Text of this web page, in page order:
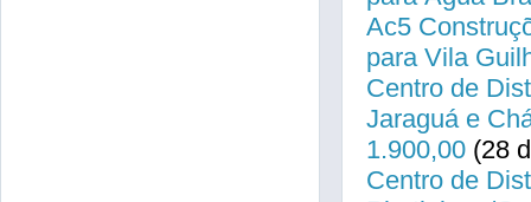
Ac5
para Vila
Centro de
Jaraguá e
1.900,00 (28
Centro de